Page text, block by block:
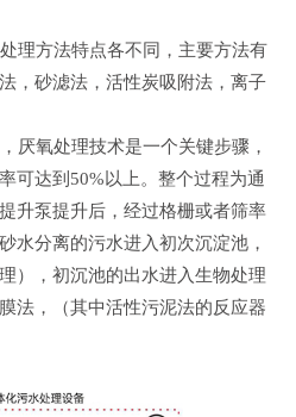
理方法特点各不同，主要方法有
，砂滤法，活性炭吸附法，离子
厌氧处理技术是一个关键步骤，
可达到50%以上。整个过程为通
升泵提升后，经过格栅或者筛率
水分离的污水进入初次沉淀池，
），初沉池的出水进入生物处理
法，（其中活性污泥法的反应器